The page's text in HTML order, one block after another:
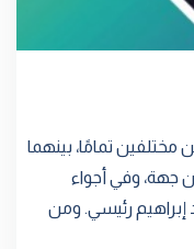
تمامًا، بينهما
وفي أجواء
إبراهيم رئيسي. ومن